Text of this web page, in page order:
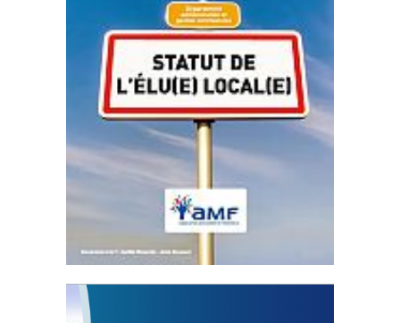
Statut de l’élu local
3 avril 2024